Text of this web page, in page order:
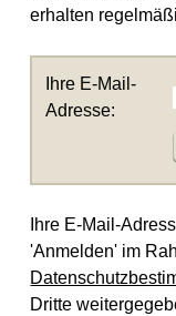
erhalten
Ihre E-Mail-
Adresse:
Ihre E-Mail-
'Anmelden' im
Dritte